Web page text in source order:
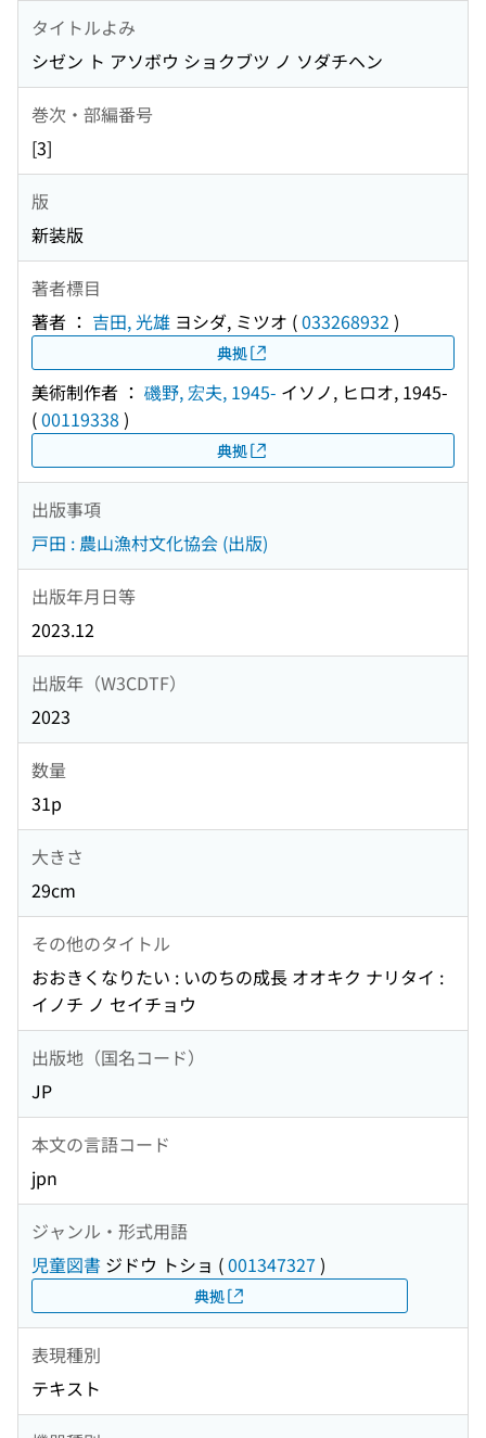
タイトルよみ
シゼン ト アソボウ ショクブツ ノ ソダチヘン
巻次・部編番号
[3]
版
新装版
著者標目
著者 ： 吉田, 光雄 ヨシダ, ミツオ (033268932 )
典拠
美術制作者 ： 磯野, 宏夫, 1945- イソノ, ヒロオ, 1945-
(00119338 )
典拠
出版事項
戸田 : 農山漁村文化協会 (出版)
出版年月日等
2023.12
出版年（W3CDTF）
2023
数量
31p
大きさ
29cm
その他のタイトル
おおきくなりたい : いのちの成長 オオキク ナリタイ :
イノチ ノ セイチョウ
出版地（国名コード）
JP
本文の言語コード
jpn
ジャンル・形式用語
児童図書 ジドウ トショ (001347327 )
典拠
表現種別
テキスト